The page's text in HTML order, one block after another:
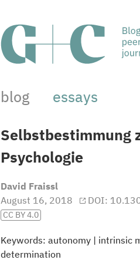
blog
essays
Selbstbestimmung
Psychologie
David Fraissl
August 16, 2018
DOI:
CC BY 4.0
Keywords: autonomy | intrinsic
determination